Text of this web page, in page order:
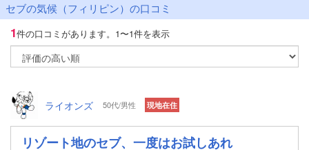
セブの気候（フィリピン）の口コミ
1件の口コミがあります。 1〜1件を表示
ライオンズ 50代/男性 現地在住
リゾート地のセブ、一度はお試しあれ